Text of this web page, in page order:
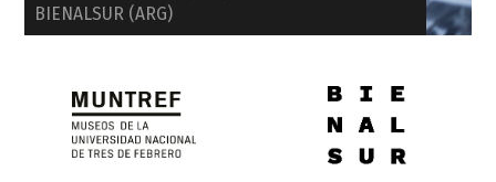
BIENALSUR (ARG)